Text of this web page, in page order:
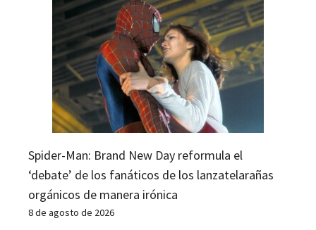
Spider-Man: Brand New Day reformula el
‘debate’ de los fanáticos de los lanzatelarañas
orgánicos de manera irónica
8 de agosto de 2026